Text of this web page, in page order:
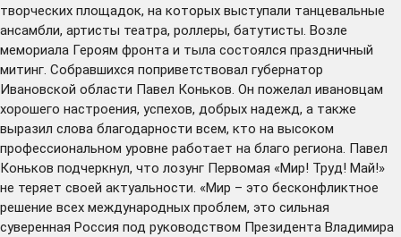
творческих площадок, на которых выступали танцевальные
ансамбли, артисты театра, роллеры, батутисты. Возле
мемориала Героям фронта и тыла состоялся праздничный
митинг. Собравшихся поприветствовал губернатор
Ивановской области Павел Коньков. Он пожелал ивановцам
хорошего настроения, успехов, добрых надежд, а также
выразил слова благодарности всем, кто на высоком
профессиональном уровне работает на благо региона. Павел
Коньков подчеркнул, что лозунг Первомая «Мир! Труд! Май!»
не теряет своей актуальности. «Мир – это бесконфликтное
решение всех международных проблем, это сильная
суверенная Россия под руководством Президента Владимира